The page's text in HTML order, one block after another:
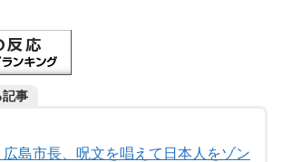
事
広島市長、呪文を唱えて日本人をゾン